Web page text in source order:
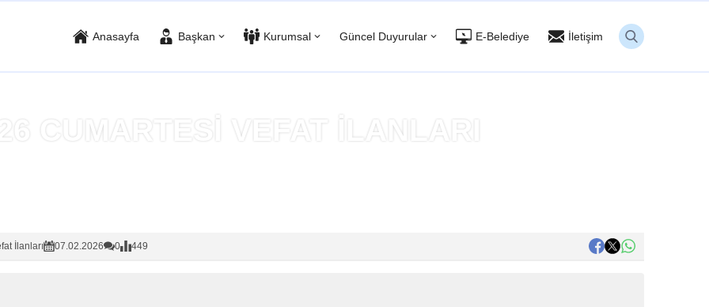
Anasayfa Başkan Kurumsal Güncel Duyurular E-Belediye İletişim
CUMARTESİ VEFAT İLANLARI
İlanları 07.02.2026 0 449